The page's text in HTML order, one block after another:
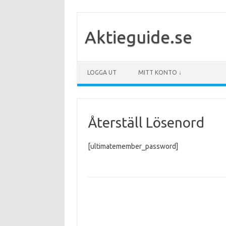
Aktieguide.se
LOGGA UT MITT KONTO ↓
Återställ Lösenord
[ultimatemember_password]